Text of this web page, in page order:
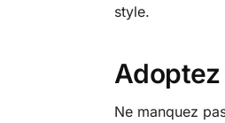
style.
Ne manquez